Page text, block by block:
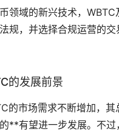
领域的新兴技术，
规，并选择合规运营的
的发展前景
的市场需求不断增加，
**有望进一步发展。不